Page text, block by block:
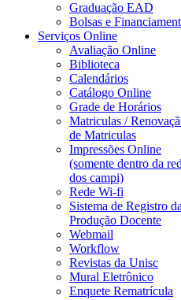
Graduação EAD
Bolsas e
Serviços Online
Avaliação Online
Biblioteca
Calendários
Catálogo Online
Grade de Horários
Matriculas /
de Matriculas
Impressões Online
(somente dentro da
dos campi)
Rede Wi-fi
Sistema de Registro da
Produção Docente
Webmail
Workflow
Revistas da Unisc
Mural Eletrônico
Enquete Rematrícula